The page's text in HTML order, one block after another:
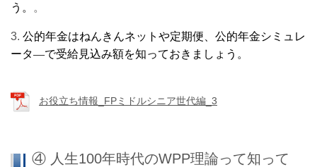
う。
。
3. 公的年金はねんきんネットや定期便、公的年金シミュレ
ータ―で受給見込み額を知っておきましょう。
お役立ち情報_FPミドルシニア世代編_3
④ 人生100年時代のWPP理論って知って